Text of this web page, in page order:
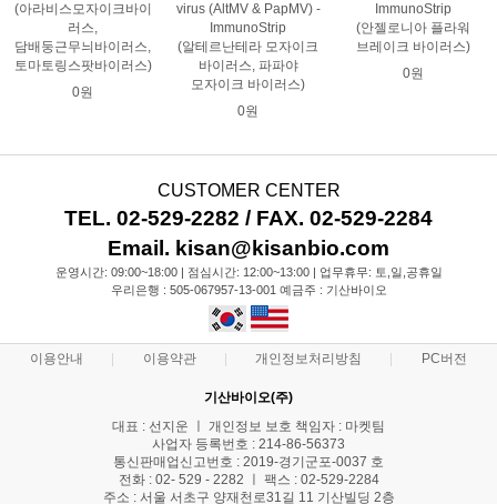
(아라비스모자이크바이
러스,
담배둥근무늬바이러스,
토마토링스팟바이러스)
0원
virus (AltMV & PapMV) -
ImmunoStrip
(알테르난테라 모자이크
바이러스, 파파야
모자이크 바이러스)
0원
ImmunoStrip
(안젤로니아 플라워
브레이크 바이러스)
0원
CUSTOMER CENTER
TEL. 02-529-2282 / FAX. 02-529-2284
Email. kisan@kisanbio.com
운영시간: 09:00~18:00 | 점심시간: 12:00~13:00 | 업무휴무: 토,일,공휴일
우리은행 : 505-067957-13-001 예금주 : 기산바이오
이용안내 이용약관 개인정보처리방침 PC버전
기산바이오(주)
대표 : 선지운 ㅣ 개인정보 보호 책임자 : 마켓팀
사업자 등록번호 : 214-86-56373
통신판매업신고번호 : 2019-경기군포-0037 호
전화 : 02- 529 - 2282 ㅣ 팩스 : 02-529-2284
주소 : 서울 서초구 양재천로31길 11 기산빌딩 2층